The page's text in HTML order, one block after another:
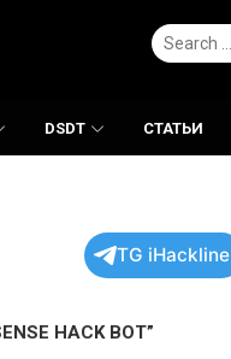
Search
for:
DSDT СТАТЬИ
TG iHackline
HACK BOT”